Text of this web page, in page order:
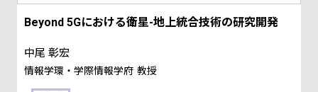
Beyond 5Gにおける衛星-地上統合技術の研究開発
中尾 彰宏
情報学環・学際情報学府 教授